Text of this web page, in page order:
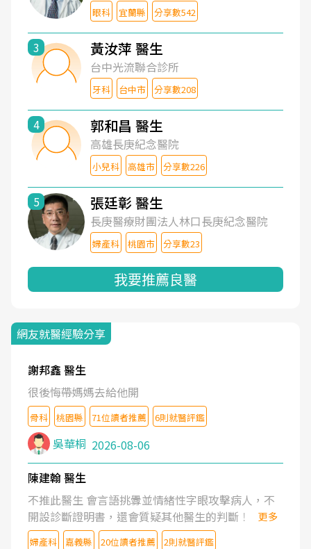
眼科 宜蘭縣 分享數542
3 黃汝萍 醫生
台中光流聯合診所
牙科 台中市 分享數208
4 郭和昌 醫生
高雄長庚紀念醫院
小兒科 高雄市 分享數226
5 張廷彰 醫生
長庚醫療財團法人林口長庚紀念醫院
婦產科 桃園市 分享數23
我要推薦良醫
網友就醫經驗分享
謝邦鑫 醫生
很後悔帶媽媽去給他開
骨科 桃園縣 71位讀者推薦 6則就醫評鑑
吳華桐 2026-08-06
陳建翰 醫生
不推此醫生 會言語挑釁並情緒性字眼攻擊病人，不
開設診斷證明書，還會質疑其他醫生的判斷！
更多
婦產科 嘉義縣 20位讀者推薦 2則就醫評鑑